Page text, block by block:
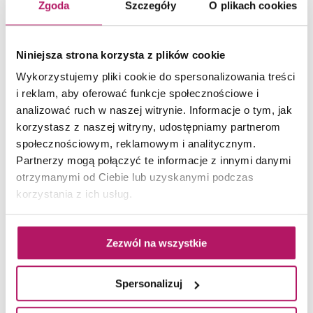
Zgoda Szczegóły O plikach cookies
Niniejsza strona korzysta z plików cookie
Wykorzystujemy pliki cookie do spersonalizowania treści
i reklam, aby oferować funkcje społecznościowe i
analizować ruch w naszej witrynie. Informacje o tym, jak
korzystasz z naszej witryny, udostępniamy partnerom
społecznościowym, reklamowym i analitycznym.
Partnerzy mogą połączyć te informacje z innymi danymi
otrzymanymi od Ciebie lub uzyskanymi podczas
korzystania z ich usług.
Zezwól na wszystkie
Spersonalizuj
Cersanit Colin Light Grey W713-
017-1
Płytka podłogowa, 60x60 cm
ZOBACZ PRODUKT